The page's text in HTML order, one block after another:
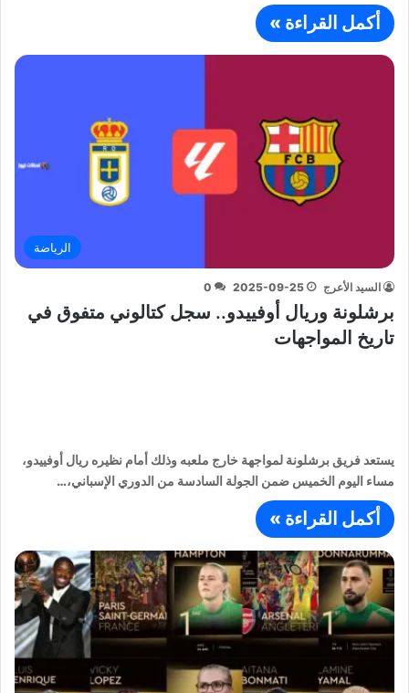
أكمل القراءة »
الرياضة
السيد الأعرج 2025-09-25
0
برشلونة وريال أوفييدو.. سجل كتالوني متفوق في
تاريخ المواجهات
يستعد فريق برشلونة لمواجهة خارج ملعبه وذلك أمام نظيره ريال أوفييدو،
مساء اليوم الخميس ضمن الجولة السادسة من الدوري الإسباني،…
أكمل القراءة »